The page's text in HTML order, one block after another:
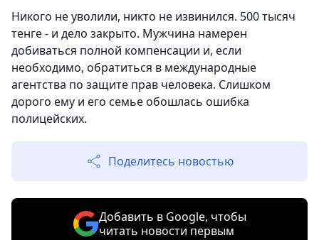
Никого не уволили, никто не извинился. 500 тысяч
тенге - и дело закрыто. Мужчина намерен
добиваться полной компенсации и, если
необходимо, обратиться в международные
агентства по защите прав человека. Слишком
дорого ему и его семье обошлась ошибка
полицейских.
Поделитесь новостью
Добавить в Google, чтобы
читать новости первым